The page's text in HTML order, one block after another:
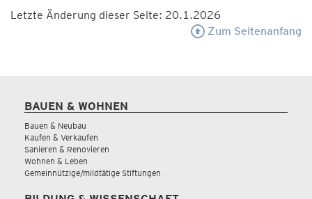
Letzte Änderung dieser Seite: 20.1.2026
Zum Seitenanfang
BAUEN & WOHNEN
Bauen & Neubau
Kaufen & Verkaufen
Sanieren & Renovieren
Wohnen & Leben
Gemeinnützige/mildtätige Stiftungen